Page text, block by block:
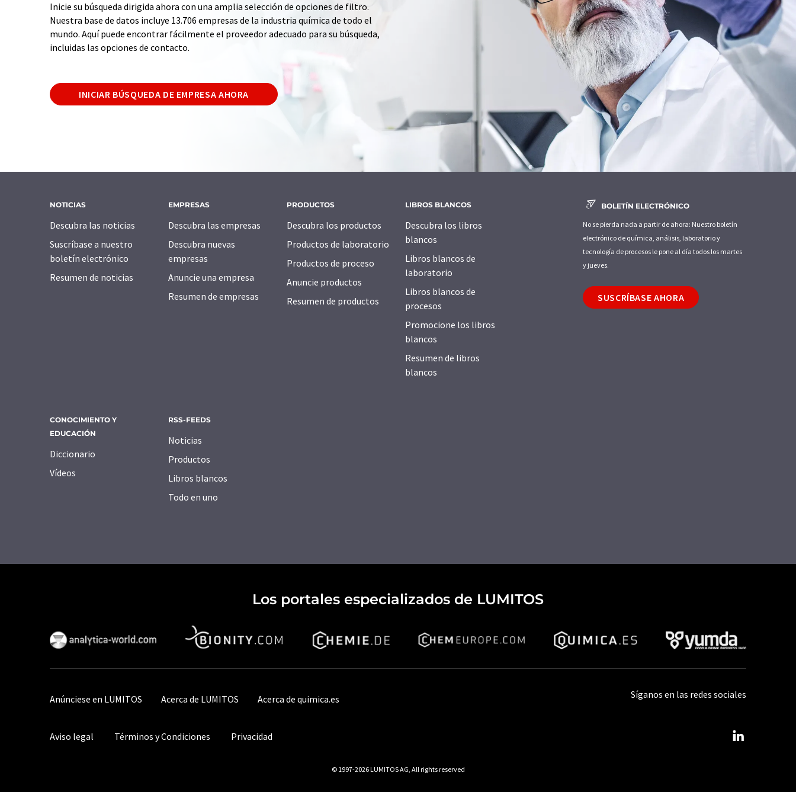
Inicie su búsqueda dirigida ahora con una amplia selección de opciones de filtro.
Nuestra base de datos incluye 13.706 empresas de la industria química de todo el
mundo. Aquí puede encontrar fácilmente el proveedor adecuado para su búsqueda,
incluidas las opciones de contacto.
INICIAR BÚSQUEDA DE EMPRESA AHORA
NOTICIAS
Descubra las noticias
Suscríbase a nuestro
boletín electrónico
Resumen de noticias
EMPRESAS
Descubra las empresas
Descubra nuevas
empresas
Anuncie una empresa
Resumen de empresas
PRODUCTOS
Descubra los productos
Productos de laboratorio
Productos de proceso
Anuncie productos
Resumen de productos
LIBROS BLANCOS
Descubra los libros
blancos
Libros blancos de
laboratorio
Libros blancos de
procesos
Promocione los libros
blancos
Resumen de libros
blancos
CONOCIMIENTO Y
EDUCACIÓN
Diccionario
Vídeos
RSS-FEEDS
Noticias
Productos
Libros blancos
Todo en uno
BOLETÍN ELECTRÓNICO
No se pierda nada a partir de ahora: Nuestro boletín
electrónico de química, análisis, laboratorio y
tecnología de procesos le pone al día todos los martes
y jueves.
SUSCRÍBASE AHORA
Los portales especializados de LUMITOS
Anúnciese en LUMITOS Acerca de LUMITOS Acerca de quimica.es
Aviso legal Términos y Condiciones Privacidad
Síganos en las redes sociales
© 1997-2026 LUMITOS AG, All rights reserved